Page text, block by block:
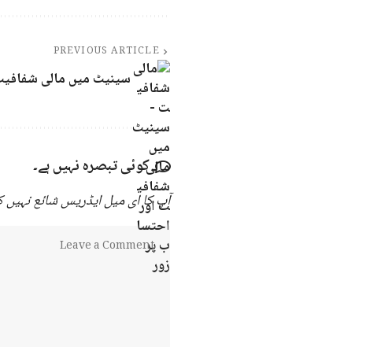
PREVIOUS ARTICLE
سینیٹ میں مالی
کوئی تبصرہ نہیں ہے۔
آپ کا ای میل ایڈریس شائع نہیں